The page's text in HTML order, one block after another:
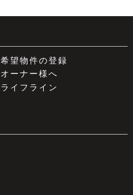
希望物件の登録
オーナー様へ
ライフライン